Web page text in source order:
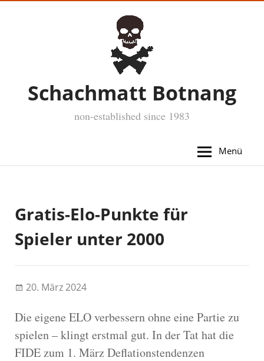
Schachmatt Botnang
non-established since 1983
Menü
Gratis-Elo-Punkte für
Spieler unter 2000
20. März 2024
Die eigene ELO verbessern ohne eine Partie zu
spielen – klingt erstmal gut. In der Tat hat die
FIDE zum 1. März Deflationstendenzen